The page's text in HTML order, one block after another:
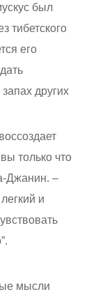
был
тибетского
его
других
только что
Джанин. –
и
мысли